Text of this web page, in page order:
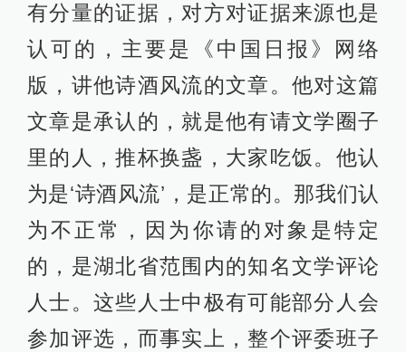
有分量的证据，对方对证据来源也是
认可的，主要是《中国日报》网络
版，讲他诗酒风流的文章。他对这篇
文章是承认的，就是他有请文学圈子
里的人，推杯换盏，大家吃饭。他认
为是‘诗酒风流’，是正常的。那我们认
为不正常，因为你请的对象是特定
的，是湖北省范围内的知名文学评论
人士。这些人士中极有可能部分人会
参加评选，而事实上，整个评委班子